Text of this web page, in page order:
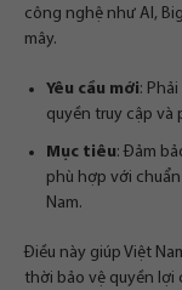
công nghệ như AI,
mây.
Yêu cầu mới:
quyền truy cập và
Mục tiêu: Đảm
phù hợp với
Nam.
Điều này giúp Việt
thời bảo vệ quyền lợi